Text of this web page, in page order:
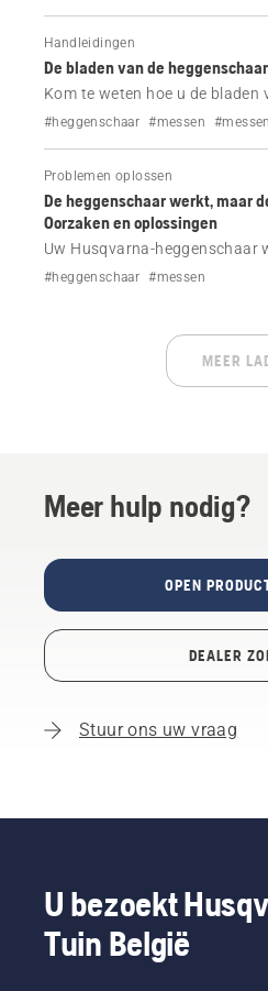
Handleidingen
De bladen van de
Kom te weten hoe u de bladen
heggenschaar in enkele
#heggenschaar #messen #messen
Problemen oplossen
De heggenschaar werkt, maar
Oorzaken en oplossingen
Uw Husqvarna-heggenschaar
bewegen niet? Controleer op
#heggenschaar #messen
MEER
Meer hulp nodig?
OPEN
DEALER
Stuur ons uw vraag
U bezoekt
Tuin België